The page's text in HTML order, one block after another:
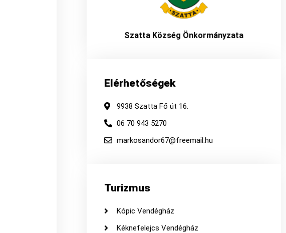
Szatta Község Önkormányzata
Elérhetőségek
9938 Szatta Fő út 16.
06 70 943 5270
markosandor67@freemail.hu
Turizmus
Kópic Vendégház
Kéknefelejcs Vendégház